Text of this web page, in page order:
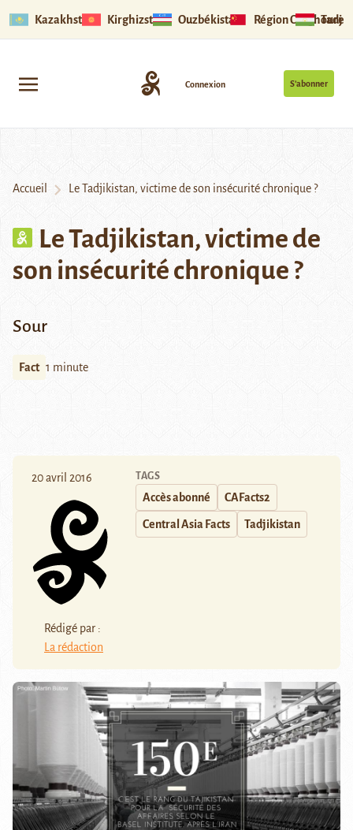
Kazakhstan Kirghizstan Ouzbékistan Région Ouïghoure
S’abonner
Connexion
Accueil Le Tadjikistan, victime de son insécurité chronique ?
Le Tadjikistan, victime de
son insécurité chronique ?
Sour
Fact 1 minute
20 avril 2016
Rédigé par :
La rédaction
TAGS
Accès abonné CAFacts2
Central Asia Facts Tadjikistan